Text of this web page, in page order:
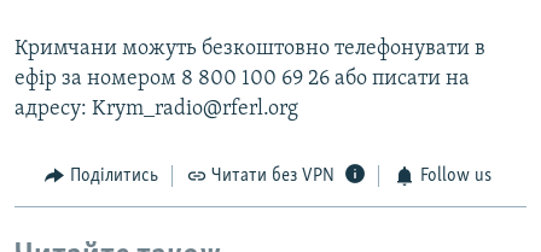
Кримчани можуть безкоштовно телефонувати в
ефір за номером 8 800 100 69 26 або писати на
адресу: Krym_radio@rferl.org
Поділитись Читати без VPN Follow us